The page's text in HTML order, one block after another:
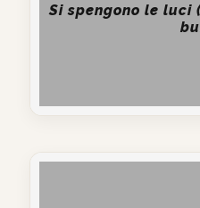
Si spengono le luci